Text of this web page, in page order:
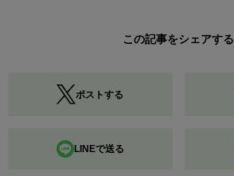
この記事をシェアする
ポストする
LINEで送る